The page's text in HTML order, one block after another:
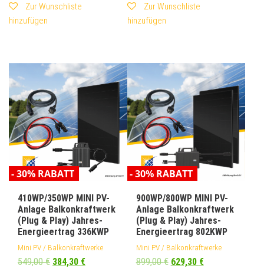
Zur Wunschliste
hinzufügen
Zur Wunschliste
hinzufügen
- 30% RABATT
410WP/350WP MINI PV-
Anlage Balkonkraftwerk
(Plug & Play) Jahres-
Energieertrag 336KWP
Mini PV / Balkonkraftwerke
549,00€ 384,30 €
- 30% RABATT
900WP/800WP MINI PV-
Anlage Balkonkraftwerk
(Plug & Play) Jahres-
Energieertrag 802KWP
Mini PV / Balkonkraftwerke
899,00€ 629,30 €